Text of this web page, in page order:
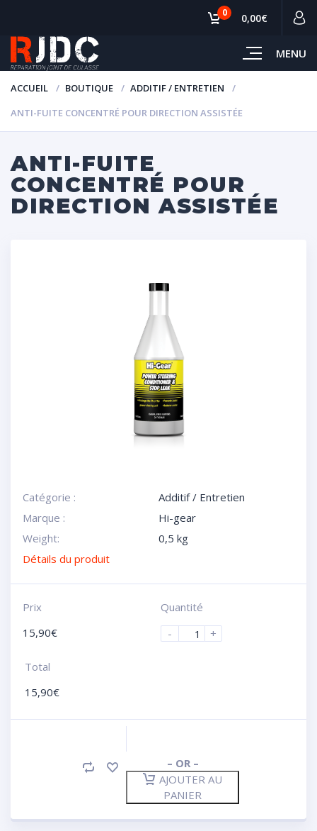
MENU
0 0,00€
ACCUEIL BOUTIQUE
ADDITIF / ENTRETIEN
ANTI-FUITE CONCENTRÉ POUR DIRECTION ASSISTÉE
ANTI-FUITE
CONCENTRÉ POUR
DIRECTION ASSISTÉE
Catégorie :
Additif / Entretien
Marque :
Hi-gear
Weight:
0,5 kg
Détails du produit
Prix
15,90€
Quantité
-
+
Total
15,90€
– OR –
AJOUTER AU
PANIER